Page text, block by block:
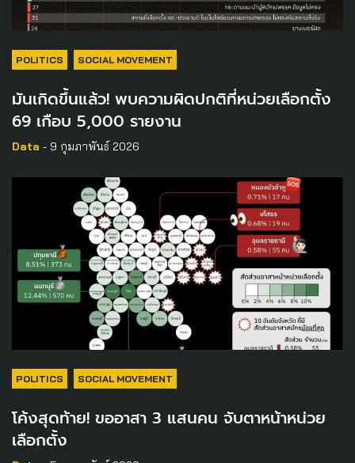
POLITICS SOCIAL MOVEMENT
มันเกิดขึ้นแล้ว! พบความผิดปกติที่หน่วยเลือกตั้ง
69 เกือบ 5,000 รายงาน
Data - 9 กุมภาพันธ์ 2026
POLITICS SOCIAL MOVEMENT
โค้งสุดท้าย! ขออาสา 3 แสนคน จับตาหน้าหน่วย
เลือกตั้ง